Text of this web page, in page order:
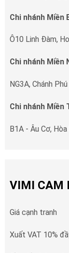
Chi nhánh Miền
Ô10 Linh Đàm,
Chi nhánh Miền
NG3A, Chánh
Chi nhánh Miền
B1A - Âu Cơ,
VIMI CAM
Giá cạnh tranh
Xuất VAT 10%